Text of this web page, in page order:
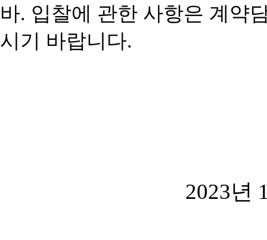
바. 입찰에 관한 사항은 계약
시기 바랍니다.
2023년